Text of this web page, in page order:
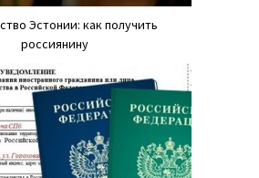
Эстонии: как получить
россиянину